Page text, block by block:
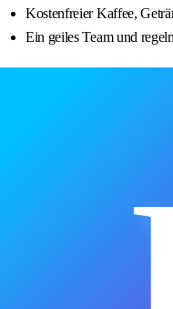
Kostenfreier Kaffee,
Ein geiles Team und